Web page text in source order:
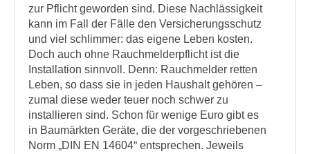
zur Pflicht geworden sind. Diese Nachlässigkeit
kann im Fall der Fälle den Versicherungsschutz
und viel schlimmer: das eigene Leben kosten.
Doch auch ohne Rauchmelderpflicht ist die
Installation sinnvoll. Denn: Rauchmelder retten
Leben, so dass sie in jeden Haushalt gehören –
zumal diese weder teuer noch schwer zu
installieren sind. Schon für wenige Euro gibt es
in Baumärkten Geräte, die der vorgeschriebenen
Norm „DIN EN 14604“ entsprechen. Jeweils